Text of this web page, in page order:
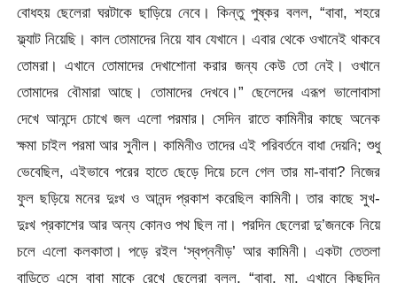
বোধহয় ছেলেরা ঘরটাকে ছাড়িয়ে নেবে। কিন্তু পুষ্কর বলল, “বাবা, শহরে
ফ্ল্যাট নিয়েছি। কাল তোমাদের নিয়ে যাব যেখানে। এবার থেকে ওখানেই থাকবে
তোমরা। এখানে তোমাদের দেখাশোনা করার জন্য কেউ তো নেই। ওখানে
তোমাদের বৌমারা আছে। তোমাদের দেখবে।” ছেলেদের এরূপ ভালোবাসা
দেখে আনন্দে চোখে জল এলো পরমার। সেদিন রাতে কামিনীর কাছে অনেক
ক্ষমা চাইল পরমা আর সুনীল। কামিনীও তাদের এই পরিবর্তনে বাধা দেয়নি; শুধু
ভেবেছিল, এইভাবে পরের হাতে ছেড়ে দিয়ে চলে গেল তার মা-বাবা? নিজের
ফুল ছড়িয়ে মনের দুঃখ ও আনন্দ প্রকাশ করেছিল কামিনী। তার কাছে সুখ-
দুঃখ প্রকাশের আর অন্য কোনও পথ ছিল না। পরদিন ছেলেরা দু’জনকে নিয়ে
চলে এলো কলকাতা। পড়ে রইল ‘স্বপ্ননীড়’ আর কামিনী। একটা তেতলা
বাড়িতে এসে বাবা মাকে রেখে ছেলেরা বলল, “বাবা, মা, এখানে কিছুদিন